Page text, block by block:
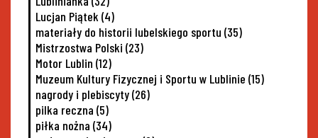
Lucjan Piątek (4)
materiały do historii lubelskiego sportu (35)
Mistrzostwa Polski (23)
Motor Lublin (12)
Muzeum Kultury Fizycznej i Sportu w Lublinie (15)
nagrody i plebiscyty(26)
pilka reczna (5)
piłka nożna (34)